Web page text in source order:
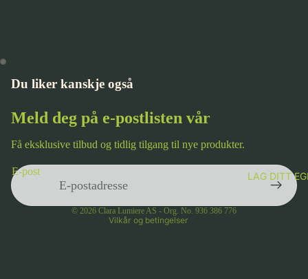
LAG DITT
Du liker kanskje også
Meld deg på e-postlisten vår
Få eksklusive tilbud og tidlig tilgang til nye produkter.
E-post
© 2026 Clara Lumiere AS - Org. No. 936 386 776
Vilkår og betingelser